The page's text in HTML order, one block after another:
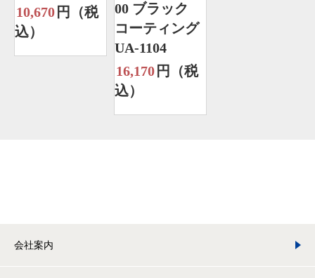
10,670 円（税
込）
00 ブラック
コーティング
UA-1104
16,170 円（税
込）
会社案内